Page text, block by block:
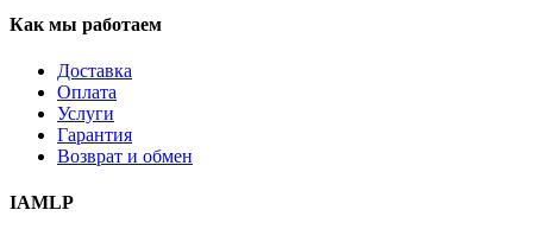
Как мы работаем
Доставка
Оплата
Услуги
Гарантия
Возврат и обмен
IAMLP